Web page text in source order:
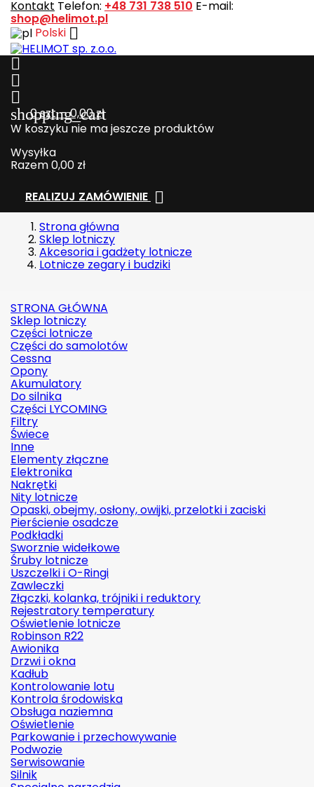
Kontakt Telefon: +48 731 738 510 E-mail:
shop@helimot.pl
Polski 



shopping_cart
0szt. - 0,00 zł
W koszyku nie ma jeszcze produktów
Wysyłka
Razem0,00 zł
REALIZUJ ZAMÓWIENIE 
Strona główna
Sklep lotniczy
Akcesoria i gadżety lotnicze
Lotnicze zegary i budziki
STRONA GŁÓWNA
Sklep lotniczy
Części lotnicze
Części do samolotów
Cessna
Opony
Akumulatory
Do silnika
Części LYCOMING
Filtry
Świece
Inne
Elementy złączne
Elektronika
Nakrętki
Nity lotnicze
Opaski, obejmy, osłony, owijki, przelotki i zaciski
Pierścienie osadcze
Podkładki
Sworznie widełkowe
Śruby lotnicze
Uszczelki i O-Ringi
Zawleczki
Złączki, kolanka, trójniki i reduktory
Rejestratory temperatury
Oświetlenie lotnicze
Robinson R22
Awionika
Drzwi i okna
Kadłub
Kontrolowanie lotu
Kontrola środowiska
Obsługa naziemna
Oświetlenie
Parkowanie i przechowywanie
Podwozie
Serwisowanie
Silnik